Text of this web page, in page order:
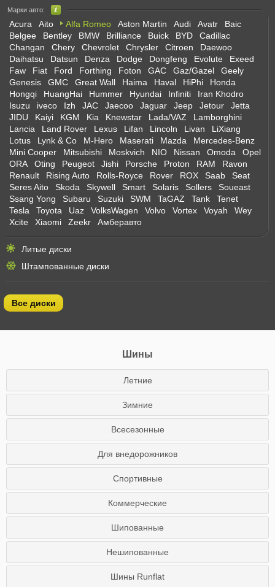
Марки авто:
Acura Aito Alfa Romeo Aston Martin Audi Avatr
Baic
Belgee
Bentley BMW Brilliance Buick BYD
Cadillac
Changan
Chery Chevrolet Chrysler Citroen
Daewoo
Daihatsu
Datsun Denza Dodge Dongfeng Evolute
Exeed
Faw
Fiat Ford Forthing Foton GAC Gaz/Gazel
Geely
Genesis
GMC Great Wall Haima Haval HiPhi
Honda
Hongqi
HuangHai Hummer Hyundai Infiniti
Iran Khodro
Isuzu
iveco Izh JAC Jaecoo Jaguar Jeep Jetour
Jetta
JIDU
Kaiyi KGM Kia Knewstar Lada/VAZ
Lamborghini
Lancia
Land Rover Lexus Lifan Lincoln Livan
LiXiang
Lotus
Lynk & Co M-Hero Maserati Mazda
Mercedes-Benz
Mini Cooper
Mitsubishi Moskvich NIO Nissan Omoda
Opel
ORA
Oting Peugeot Jishi Porsche Proton RAM
Ravon
Renault
Rising Auto Rolls-Royce Rover ROX Saab
Seat
Seres Aito
Skoda Skywell Smart Solaris Sollers
Soueast
Ssang Yong
Subaru Suzuki SWM TaGAZ Tank
Tenet
Tesla
Toyota Uaz VolksWagen Volvo Vortex Voyah
Wey
Xcite
Xiaomi Zeekr Амберавто
Литые диски
Штампованные диски
Все диски
Шины
Летние
Зимние
Всесезонные
Для внедорожников
Спортивные
Коммерческие
Шипованные
Нешипованные
Шины Runflat